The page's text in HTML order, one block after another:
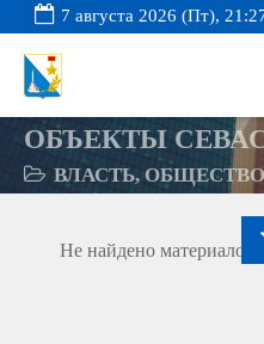
7 августа 2026 (Пт),
ОБЪЕКТЫ
ВЛАСТЬ, ОБЩЕСТВО
Не найдено